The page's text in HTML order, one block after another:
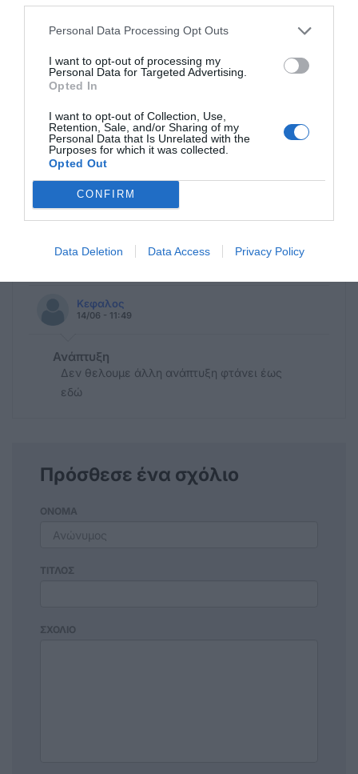
Personal Data Processing Opt Outs
I want to opt-out of processing my
Personal Data for Targeted Advertising.
Opted In
I want to opt-out of Collection, Use,
Retention, Sale, and/or Sharing of my
Personal Data that Is Unrelated with the
Purposes for which it was collected.
Opted Out
CONFIRM
Data Deletion Data Access Privacy Policy
Σανό μας δίνεις να μασάμε μετα από
τέσσερα χρόνια;;;;
Ανώνυμος
14/06 - 18:54
μας δουλευουν κανονικα
Για την ιστορια θα πεσει μεγαλο γυρισμα
της πλατης στην ΝΔ στις εκλογες των
Γιατρων η ΝΔ εχασε πανω απο 60% της
πανελληνιας δυναμης τηςΦανταστειτε απο
τους επιστημονες φτυσιμο που τρωτε απο
ψηφο σαςΤΕΛΟΣ ΕΠΟΧΗΣ!!!
Κεφαλος
14/06 - 11:49
Ανάπτυξη
Δεν θελουμε άλλη ανάπτυξη φτάνει έως
εδώ
Πρόσθεσε ένα σχόλιο
ΟΝΟΜΑ
ΤΙΤΛΟΣ
ΣΧΟΛΙΟ